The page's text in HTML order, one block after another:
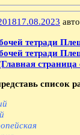
17.08.2023
тетради
тетради
страница
список